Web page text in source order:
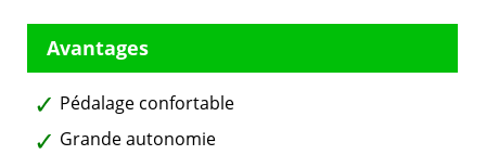
Pédalage confortable
Grande autonomie